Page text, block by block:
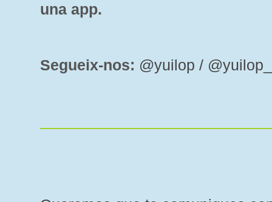
una app.
Segueix-nos: @yuilop /